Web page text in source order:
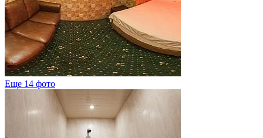
Еще 14 фото